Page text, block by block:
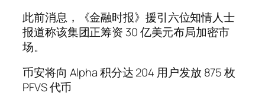
此前消息，《金融时报》援引六位知情人士
报道称该集团正筹资 30 亿美元布局加密市
场。
币安将向 Alpha 积分达 204 用户发放 875 枚
PFVS 代币